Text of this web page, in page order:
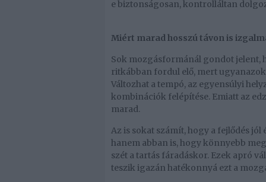
e biztonságosan, kontrolláltan
Miért marad hosszú távon is
Sok mozgásformánál gondot jelent,
ritkábban fordul elő, mert
Változhat a tempó, az egyensúlyi
kombinációk felépítése. Emiatt az
marad.
Az is sokat számít, hogy a fejlődés
hanem abban is, hogy könnyebb
szét a tartás fáradáskor. Ezek apró
teszik igazán hatékonnyá ezt a